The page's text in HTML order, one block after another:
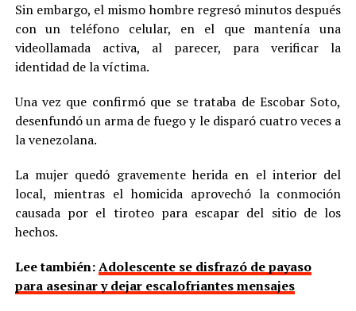
Sin embargo, el mismo hombre regresó minutos después
con un teléfono celular, en el que mantenía una
videollamada activa, al parecer, para verificar la
identidad de la víctima.
Una vez que confirmó que se trataba de Escobar Soto,
desenfundó un arma de fuego y le disparó cuatro veces a
la venezolana.
La mujer quedó gravemente herida en el interior del
local, mientras el homicida aprovechó la conmoción
causada por el tiroteo para escapar del sitio de los
hechos.
Lee también:Adolescente se disfrazó de payaso
para asesinar y dejar escalofriantes mensajes